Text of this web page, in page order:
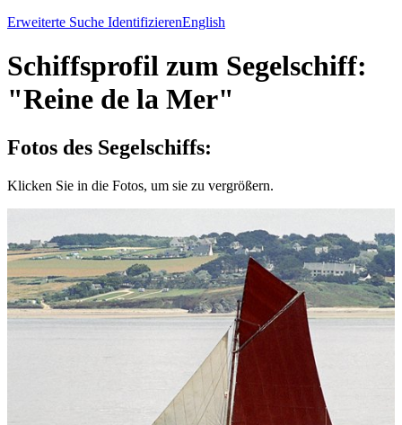
Erweiterte Suche IdentifizierenEnglish
Schiffsprofil zum Segelschiff:
"Reine de la Mer"
Fotos des Segelschiffs:
Klicken Sie in die Fotos, um sie zu vergrößern.